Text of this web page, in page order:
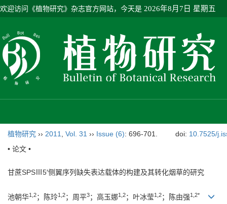
欢迎访问《植物研究》杂志官方网站，今天是 2026年8月7日 星期五
植物研究 ›› 2011 Vol. 31 ›› Issue (6): 696-701. doi: 10.7525/
• 论文 •
甘蔗SPSⅢ5′侧翼序列缺失表达载体的构建及其转化烟草的研究
池朝华1,2；陈玲1,2；周平3；高玉娜1,2；叶冰莹1,2；陈由强1,2*